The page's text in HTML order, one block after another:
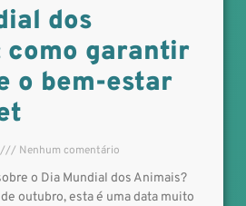
dos
como garantir
o bem-estar
Nenhum comentário
o Dia Mundial dos Animais?
outubro, esta é uma data muito